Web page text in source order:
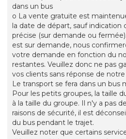
dans un bus
o La vente gratuite est
la date de départ, sauf indication
précise (sur demande ou
est sur demande, nous
votre demande en fonction du
restantes. Veuillez donc ne pas
vos clients sans réponse de
Le transport se fera dans un bus
Pour les petits groupes, la taille
à la taille du groupe. Il n'y a pas
raisons de sécurité, il est
du bus pendant le trajet.
Veuillez noter que certains